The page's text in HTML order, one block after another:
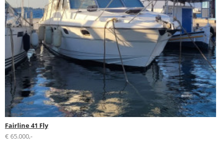
Fairline 41 Fly
€ 65.000,-